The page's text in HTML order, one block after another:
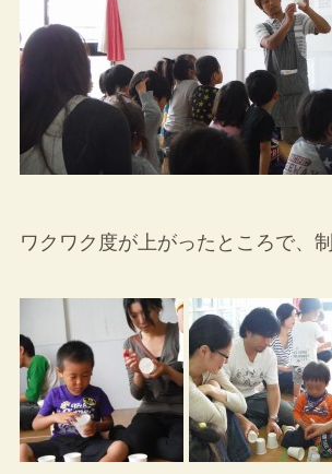
ワクワク度が上がったところで、